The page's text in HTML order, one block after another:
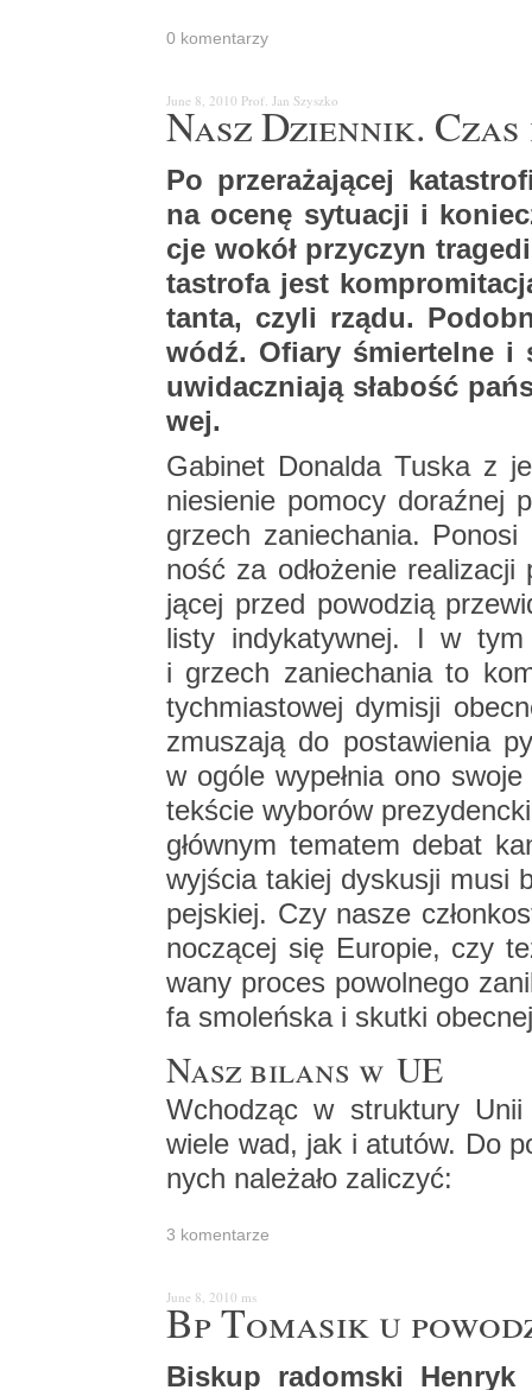
0 ko­men­ta­rzy
June 8, 2010 Prof. Jan Szysz­ko
Nasz Dzien­nik.
Po prze­ra­ża­ją­cej
na ocenę sy­tu­acji i
cje wokół przy­czyn
ta­stro­fa jest
tan­ta, czyli rządu.
wódź. Ofia­ry śmier­tel­ne i
uwi­dacz­nia­ją sła­bość
wej.
Ga­bi­net Do­nal­da Tuska z
nie­sie­nie po­mo­cy do­raź­nej
grzech za­nie­cha­nia.
ność za odło­że­nie
ją­cej przed po­wo­dzią
listy in­dy­ka­tyw­nej. I w tym
i grzech za­nie­cha­nia to
tych­mia­sto­wej dy­mi­sji
zmu­sza­ją do po­sta­wie­nia
w ogóle wy­peł­nia ono
tek­ście wy­bo­rów
głów­nym te­ma­tem debat
wyj­ścia ta­kiej dys­ku­sji musi
pej­skiej. Czy nasze
no­czą­cej się Eu­ro­pie, czy
wa­ny pro­ces po­wol­ne­go
fa smo­leń­ska i skut­ki
Nasz bi­lans w UE
Wcho­dząc w struk­tu­ry Unii
wiele wad, jak i atu­tów. Do
nych na­le­ża­ło za­li­czyć:
3 ko­men­ta­rze
June 8, 2010 ms
Bp To­ma­sik u
Bi­skup ra­dom­ski